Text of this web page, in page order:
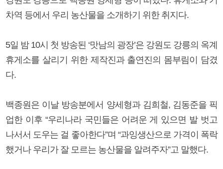
차역 등에서 우리 농산물을 소개하기 위한 취지다.
5일 밤 10시 첫 방송된 ‘맛남의 광장’은 강원도 강릉의 옥계
휴게소를 살리기 위한 제작진과 출연진의 몸부림이 담겼
다.
백종원은 이날 방송분에서 양세형과 김희철, 김동준을 픽
업한 이후 “우리나라 국민들은 어려운 게 있으면 발 벗고
나서서 도우는 걸 좋아한다”며 “과잉생산으로 가격이 폭락
했거나 우리가 잘 모르는 농산물을 알려주자”고 말했다.